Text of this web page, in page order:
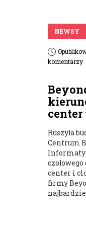
NEWSY
komentarzy
center
Ruszyła
Centrum
center i
firmy